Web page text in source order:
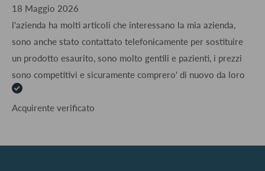
18 Maggio 2026
l'azienda ha molti articoli che interessano la mia azienda,
sono anche stato contattato telefonicamente per sostituire
un prodotto esaurito, sono molto gentili e pazienti, i prezzi
sono competitivi e sicuramente comprero' di nuovo da loro
Acquirente verificato